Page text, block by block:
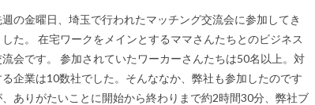
週の金曜日、埼玉で行われたマッチング交流会に参加してき
した。 在宅ワークをメインとするママさんたちとのビジネス
流会です。 参加されていたワーカーさんたちは50名以上。対
る企業は10数社でした。そんななか、弊社も参加したのです
、ありがたいことに開始から終わりまで約2時間30分、弊社ブ